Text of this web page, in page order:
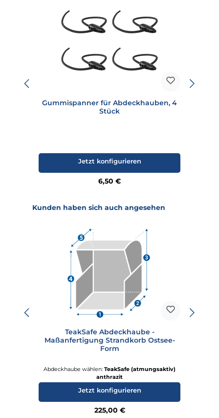
Gummispanner für Abdeckhauben, 4
Stück
Regulärer Preis:
6,50 €
Jetzt konfigurieren
Produktgalerie überspringen
Kunden haben sich auch angesehen
TeakSafe Abdeckhaube -
Maßanfertigung Strandkorb Ostsee-
Form
Abdeckhaube wählen: TeakSafe (atmungsaktiv)
anthrazit
Regulärer Preis:
225,00 €
Jetzt konfigurieren